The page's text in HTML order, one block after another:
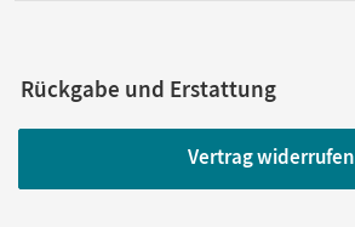
Rückgabe und Erstattung
Vertrag widerrufen